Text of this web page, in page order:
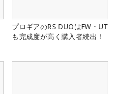
プロギアのRS DUOはFW・UT
も完成度が高く購入者続出！